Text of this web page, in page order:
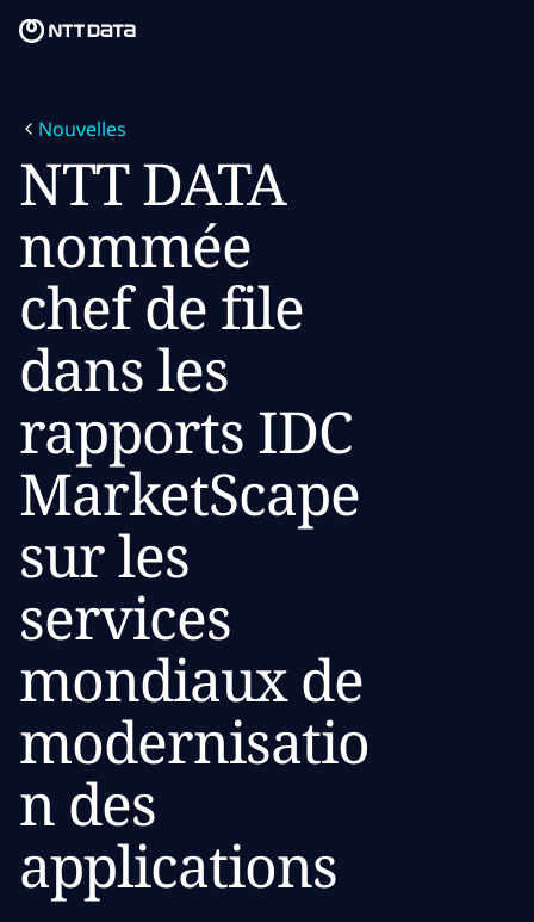
Ce que nous pensons
Qui nous sommes
Salle de presse
Carrières
Nouvelles
NTT DATA
nommée
chef de file
dans les
rapports IDC
MarketScape
sur les
services
mondiaux de
modernisatio
n des
applications